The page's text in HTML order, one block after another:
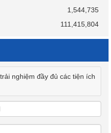
1,544,735
111,415,804
nghiệm đầy đủ các tiện ích